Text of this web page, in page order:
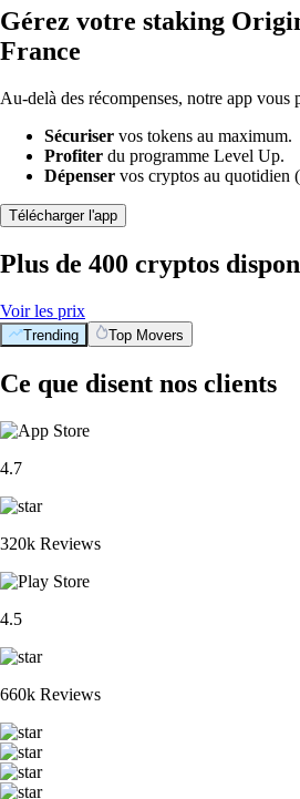
Gérez votre staking
France
Au-delà des récompenses, notre app vous
Sécuriser vos tokens au maximum.
Profiter du programme Level Up.
Dépenser vos cryptos au quotidien
Télécharger l'app
Plus de 400 cryptos
Voir les prix
Trending Top Movers
Ce que disent nos clients
4.7
320k Reviews
4.5
660k Reviews